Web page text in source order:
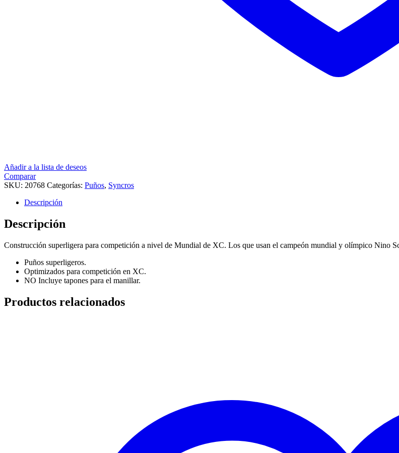
Añadir a la lista de deseos
Comparar
SKU: 20768 Categorías: Puños, Syncros
Descripción
Descripción
Construcción superligera para competición a nivel de Mundial de XC. Los que usan el campeón mundial y olímpico Nino
Puños superligeros.
Optimizados para competición en XC.
NO Incluye tapones para el manillar.
Productos relacionados